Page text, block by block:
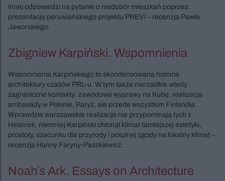
innej odpowiedzi na pytanie o niedobór mieszkań poprzez
prezentację peruwiańskiego projektu PREVI – recenzja Pawła
Jaworskiego.
Zbigniew Karpiński. Wspomnienia
Wspomnienia Karpińskiego to skondensowana historia
architektury czasów PRL-u. W tym także nierzadkie wtedy
zagraniczne kontakty: zawodowe wyprawy na Kubę, realizacja
ambasady w Pekinie, Paryż, ale przede wszystkim Finlandia.
Wprawdzie warszawskie realizacje nie przypominają tych z
Helsinek, niemniej Karpiński chłonął klimat tamtejszej estetyki,
prostoty, szacunku dla przyrody i potulnej zgody na lokalny klimat –
recenzja Hanny Faryny-Paszkiewicz.
Noahʼs Ark. Essays on Architecture